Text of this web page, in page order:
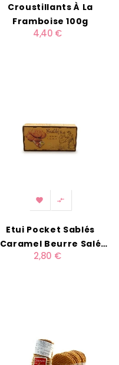
Croustillants À La
Framboise 100g
4,40 €
 
Etui Pocket Sablés
Caramel Beurre Salé
55g
2,80 €